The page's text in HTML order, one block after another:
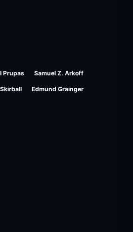
Prupas Samuel Z. Arkoff
Edmund Grainger